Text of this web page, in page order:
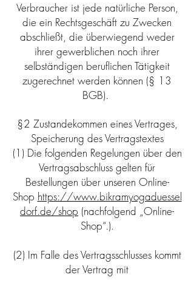
Verbraucher ist jede natürliche Person,
die ein Rechtsgeschäft zu Zwecken
abschließt, die überwiegend weder
ihrer gewerblichen noch ihrer
selbständigen beruflichen Tätigkeit
zugerechnet werden können (§ 13
BGB).
§2 Zustandekommen eines Vertrages,
Speicherung des Vertragstextes
(1) Die folgenden Regelungen über den
Vertragsabschluss gelten für
Bestellungen über unseren Online-
Shop https://www.bikramyogaduessel
dorf.de/shop (nachfolgend „Online-
Shop“.).
(2) Im Falle des Vertragsschlusses kommt
der Vertrag mit